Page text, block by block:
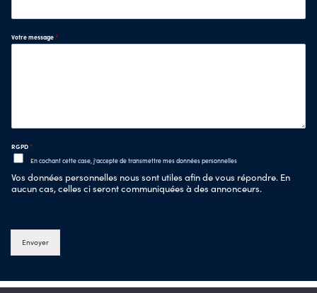
Votre message*
RGPD*
En cochant cette case, j'accepte de transmettre mes données personnelles
Vos données personnelles nous sont utiles afin de vous répondre. En
aucun cas, celles ci seront communiquées à des annonceurs.
Envoyer